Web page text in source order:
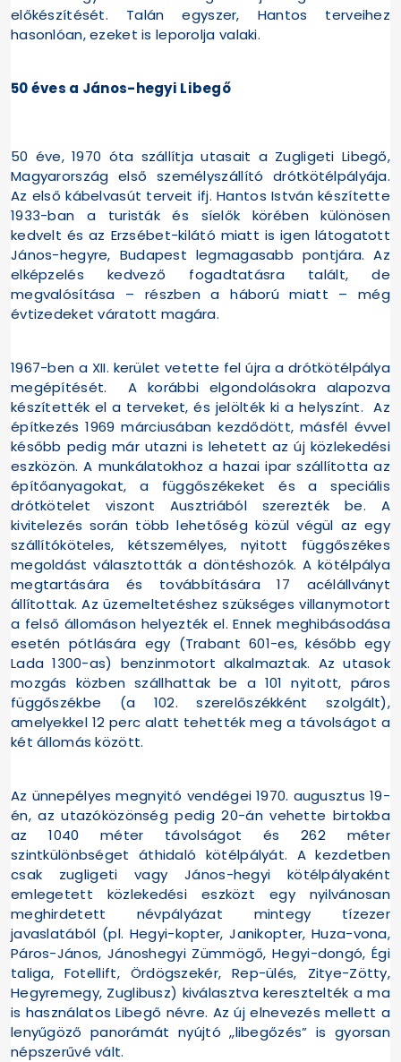
előkészítését. Talán egyszer, Hantos terveihez
hasonlóan, ezeket is leporolja valaki.
50 éves a János-hegyi Libegő
50 éve, 1970 óta szállítja utasait a Zugligeti Libegő,
Magyarország első személyszállító drótkötélpályája.
Az első kábelvasút terveit ifj. Hantos István készítette
1933-ban a turisták és síelők körében különösen
kedvelt és az Erzsébet-kilátó miatt is igen látogatott
János-hegyre, Budapest legmagasabb pontjára. Az
elképzelés kedvező fogadtatásra talált, de
megvalósítása – részben a háború miatt – még
évtizedeket váratott magára.
1967-ben a XII. kerület vetette fel újra a drótkötélpálya
megépítését. A korábbi elgondolásokra alapozva
készítették el a terveket, és jelölték ki a helyszínt. Az
építkezés 1969 márciusában kezdődött, másfél évvel
később pedig már utazni is lehetett az új közlekedési
eszközön. A munkálatokhoz a hazai ipar szállította az
építőanyagokat, a függőszékeket és a speciális
drótkötelet viszont Ausztriából szerezték be. A
kivitelezés során több lehetőség közül végül az egy
szállítóköteles, kétszemélyes, nyitott függőszékes
megoldást választották a döntéshozók. A kötélpálya
megtartására és továbbítására 17 acélállványt
állítottak. Az üzemeltetéshez szükséges villanymotort
a felső állomáson helyezték el. Ennek meghibásodása
esetén pótlására egy (Trabant 601-es, később egy
Lada 1300-as) benzinmotort alkalmaztak. Az utasok
mozgás közben szállhattak be a 101 nyitott, páros
függőszékbe (a 102. szerelőszékként szolgált),
amelyekkel 12 perc alatt tehették meg a távolságot a
két állomás között.
Az ünnepélyes megnyitó vendégei 1970. augusztus 19-
én, az utazóközönség pedig 20-án vehette birtokba
az 1040 méter távolságot és 262 méter
szintkülönbséget áthidaló kötélpályát. A kezdetben
csak zugligeti vagy János-hegyi kötélpályaként
emlegetett közlekedési eszközt egy nyilvánosan
meghirdetett névpályázat mintegy tízezer
javaslatából (pl. Hegyi-kopter, Janikopter, Huza-vona,
Páros-János, Jánoshegyi Zümmögő, Hegyi-dongó, Égi
taliga, Fotellift, Ördögszekér, Rep-ülés, Zitye-Zötty,
Hegyremegy, Zuglibusz) kiválasztva keresztelték a ma
is használatos Libegő névre. Az új elnevezés mellett a
lenyűgöző panorámát nyújtó „libegőzés” is gyorsan
népszerűvé vált.